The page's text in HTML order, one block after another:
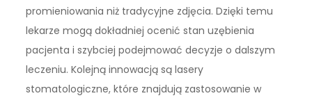
promieniowania niż tradycyjne zdjęcia. Dzięki temu
lekarze mogą dokładniej ocenić stan uzębienia
pacjenta i szybciej podejmować decyzje o dalszym
leczeniu. Kolejną innowacją są lasery
stomatologiczne, które znajdują zastosowanie w